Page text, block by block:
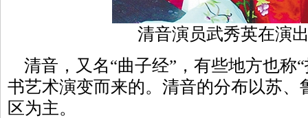
清音演员武秀英在演
清音，又名“曲子经”，有些地方也称
书艺术演变而来的。清音的分布以苏、
区为主。